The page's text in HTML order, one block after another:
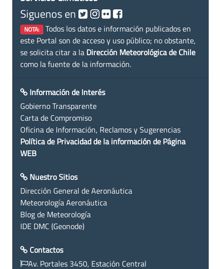
Siguenos en
NOTA: Todos los datos e información publicados en
este Portal son de acceso y uso público; no obstante,
se solicita citar a la Dirección Meteorológica de Chile
como la fuente de la información.
Información de Interés
Gobierno Transparente
Carta de Compromiso
Oficina de Información, Reclamos y Sugerencias
Política de Privacidad de la información de Página
WEB
Nuestro Sitios
Dirección General de Aeronáutica
Meteorología Aeronáutica
Blog de Meteorología
IDE DMC (Geonode)
Contactos
Av. Portales 3450, Estación Central